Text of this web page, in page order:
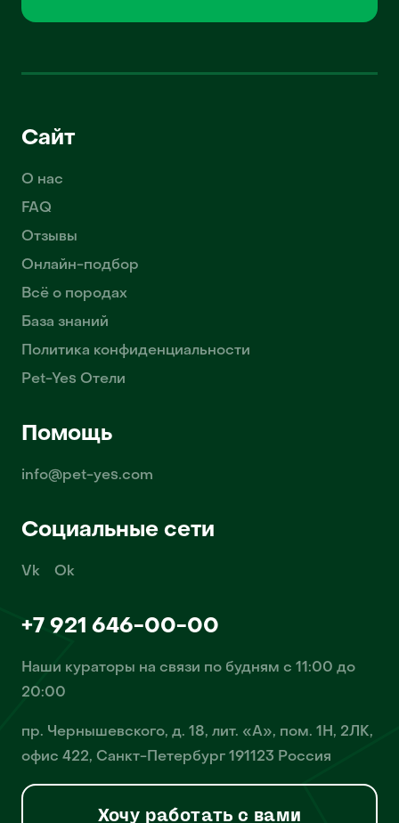
Сайт
О нас
FAQ
Отзывы
Онлайн-подбор
Всё о породах
База знаний
Политика конфиденциальности
Pet-Yes Отели
Помощь
info@pet-yes.com
Социальные сети
Vk Ok
+7 921 646-00-00
Наши кураторы на связи по будням с 11:00 до
20:00
пр. Чернышевского, д. 18, лит. «А», пом. 1Н, 2ЛК,
офис 422, Санкт-Петербург 191123 Россия
Хочу работать с вами